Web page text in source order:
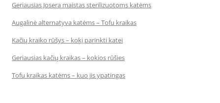
Geriausias Josera maistas sterilizuotoms katėms
Augalinė alternatyva katėms – Tofu kraikas
Kačių kraiko rūšys – kokį parinkti katei
Geriausias kačių kraikas – kokios rūšies
Tofu kraikas katėms – kuo jis ypatingas